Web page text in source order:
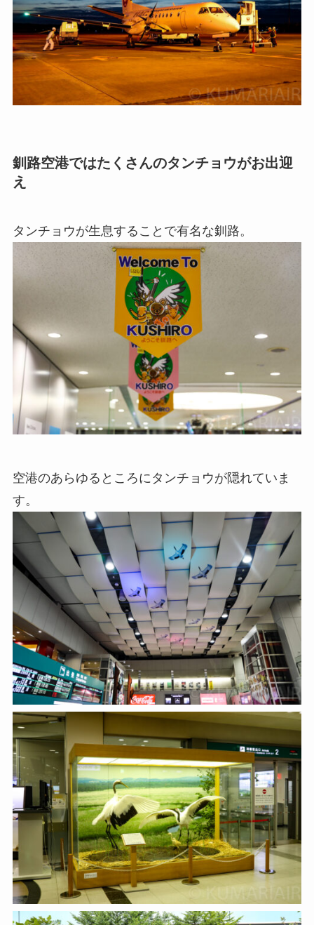
釧路空港ではたくさんのタンチョウがお出迎
え
タンチョウが生息することで有名な釧路。
空港のあらゆるところにタンチョウが隠れていま
す。